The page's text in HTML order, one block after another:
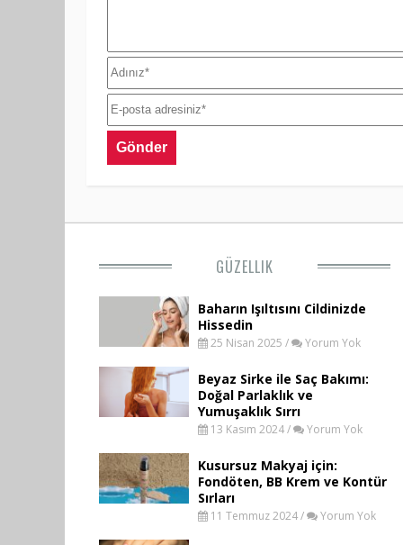
GÜZELLIK
Baharın Işıltısını Cildinizde
Hissedin
25 Nisan 2025 / Yorum Yok
Beyaz Sirke ile Saç Bakımı:
Doğal Parlaklık ve
Yumuşaklık Sırrı
13 Kasım 2024 / Yorum Yok
Kusursuz Makyaj için:
Fondöten, BB Krem ve Kontür
Sırları
11 Temmuz 2024 / Yorum Yok